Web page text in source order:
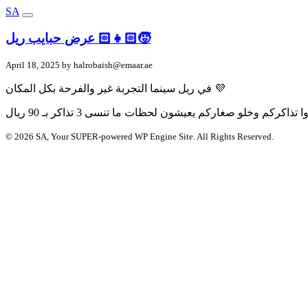
SA
عرض حبايب ريل 👧🏻🧒🏻
April 18, 2025 by halrobaish@emaar.ae
في ريل سينما التجربة غير والفرحة بكل المكان 💜
© 2026 SA, Your SUPER-powered WP Engine Site. All Rights Reserved.